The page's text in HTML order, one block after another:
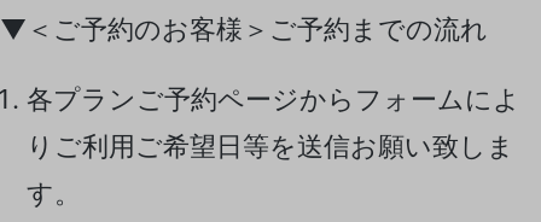
▼＜ご予約のお客様＞ご予約までの流れ
各プランご予約ページからフォームによ
りご利用ご希望日等を送信お願い致しま
す。